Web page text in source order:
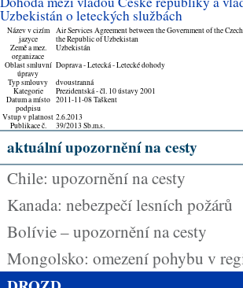
Uzbekistán o leteckých službách
Název v cizím
jazyce
Air Services Agreement between the Government of the
the Republic of Uzbekistan
Země a mez.
organizace
Uzbekistán
Oblast smluvní
úpravy
Doprava - Letecká - Letecké dohody
Typ smlouvy
dvoustranná
Kategorie
Prezidentská - čl. 10 ústavy 2001
Datum a místo
podpisu
2011-11-08 Taškent
Vstup v platnost 2.6.2013
Publikace č.
39/2013 Sb.m.s.
aktuální upozornění na cesty
Chile: upozornění na cesty
Kanada: nebezpečí lesních požárů
Bolívie – upozornění na cesty
Mongolsko: omezení pohybu v